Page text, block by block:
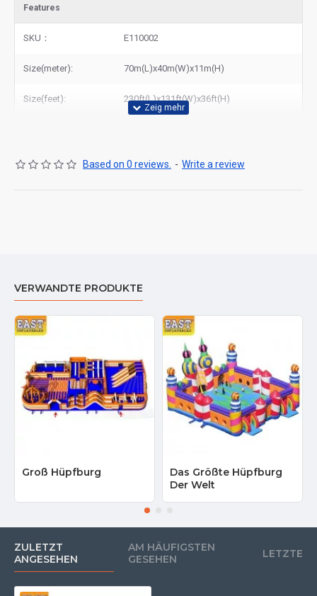
Features
SKU： E110002
Size(meter): 70m(L)x40m(W)x11m(H)
Size(feet): 230ft(L)x131ft(W)x36ft(H)
Based on 0 reviews. - Write a review
VERWANDTE PRODUKTE
Groß Hüpfburg
Das Größte Hüpfburg
Der Welt
ZULETZT
ANGESEHEN
AM HÄUFIGSTEN
GESEHEN
LETZTE